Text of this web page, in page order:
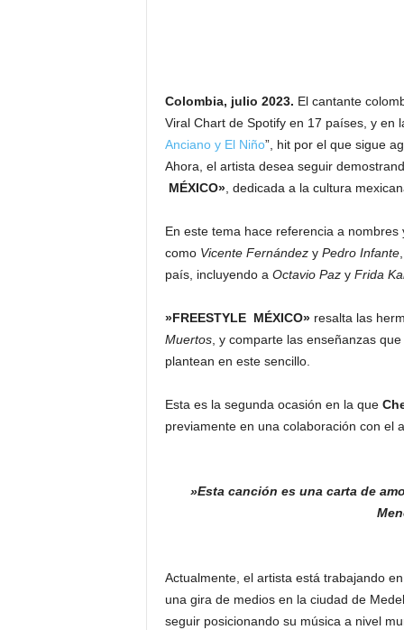
Colombia, julio 2023. El cantante
Viral Chart de Spotify en 17 países, y en
Anciano y El Niño”, hit por el que sigue
Ahora, el artista desea seguir
MÉXICO», dedicada a la cultura
En este tema hace referencia a
como Vicente Fernándezy Pedro Infante
país, incluyendo a Octavio Paz y Frida
»FREESTYLE MÉXICO» resalta las
Muertos, y comparte las enseñanzas
plantean en este sencillo.
Esta es la segunda ocasión en la que
previamente en una colaboración con el
»Esta canción es una carta de
Actualmente, el artista está trabajando
una gira de medios en la ciudad de
seguir posicionando su música a nivel